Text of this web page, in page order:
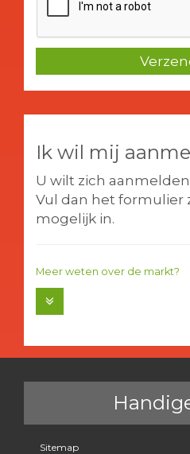
Ik wil mij
U wilt zich
Vul dan het formulier
mogelijk in.
Meer weten over de markt?
Sitemap